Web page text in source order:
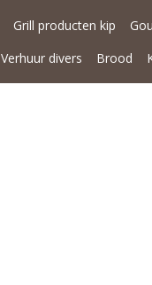
Grill producten kip
Verhuur divers Brood